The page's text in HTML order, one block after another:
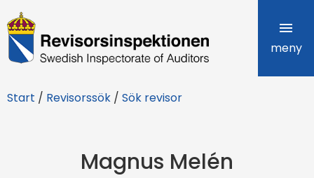
R
e
i
meny
Start / Revisorssök / Sök revisor
Magnus Melén